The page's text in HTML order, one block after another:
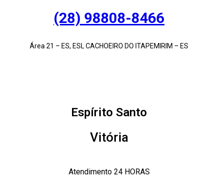
(28) 98808-8466
Área 21 – ES, ESL CACHOEIRO DO ITAPEMIRIM – ES
Espírito Santo
Vitória
Atendimento 24 HORAS